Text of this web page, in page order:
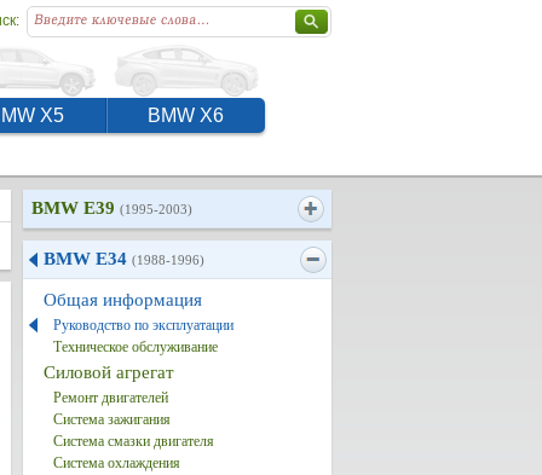
X5 BMW X6
BMW E39 (1995-2003)
BMW E34 (1988-1996)
Общая информация
Руководство по эксплуатации
Техническое обслуживание
Силовой агрегат
Ремонт двигателей
Система зажигания
Система смазки двигателя
Система охлаждения